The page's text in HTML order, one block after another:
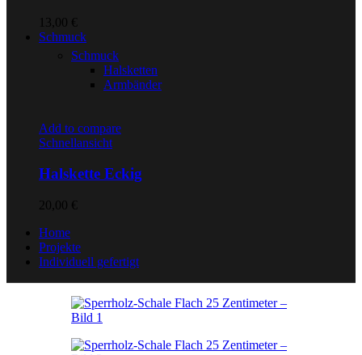
13,00 €
Schmuck
Schmuck
Halsketten
Armbänder
Add to compare
Schnellansicht
Halskette Eckig
20,00 €
Home
Projekte
Individuell gefertigt